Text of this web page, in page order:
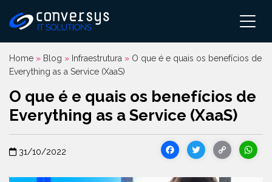
para
conteúdo
Home » Blog » Infraestrutura » O que é e quais os benefícios de
Everything as a Service (XaaS)
O que é e quais os benefícios de
Everything as a Service (XaaS)
31/10/2022 Facebook
Twitter